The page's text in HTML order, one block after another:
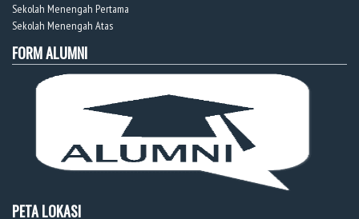
Sekolah Menengah Pertama
Sekolah Menengah Atas
FORM ALUMNI
PETA LOKASI